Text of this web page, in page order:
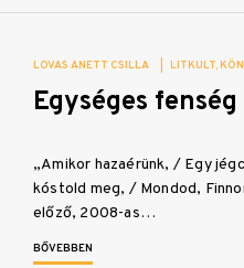
LOVAS ANETT CSILLA LITKULT
Egységes fenség
„Amikor hazaérünk, / Egy
kóstold meg, / Mondod,
előző, 2008-as…
BŐVEBBEN